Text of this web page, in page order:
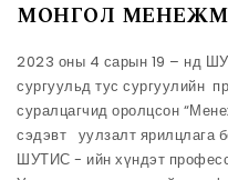
МОНГОЛ
2023 оны 4 сарын 19 – нд
сургуульд тус сургуулийн
суралцагчид оролцсон
сэдэвт уулзалт ярилцлага
ШУТИС - ийн хүндэт